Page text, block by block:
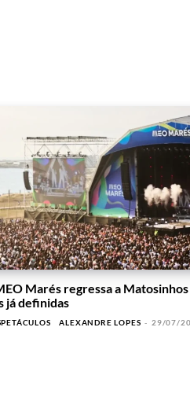
Marés regressa a
já definidas
ALEXANDRE LOPES - 29/07/